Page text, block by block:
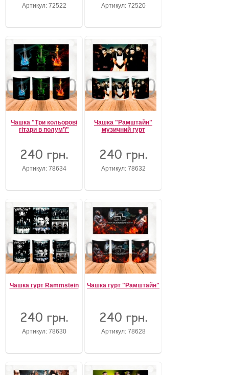
Артикул: 72522 Артикул: 72520
Чашка "Три кольорові
гітари в полум'ї"
240 грн.
Артикул: 78634
Чашка "Рамштайн"
музичний гурт
240 грн.
Артикул: 78632
Чашка гурт Rammstein
240 грн.
Артикул: 78630
Чашка гурт "Рамштайн"
240 грн.
Артикул: 78628